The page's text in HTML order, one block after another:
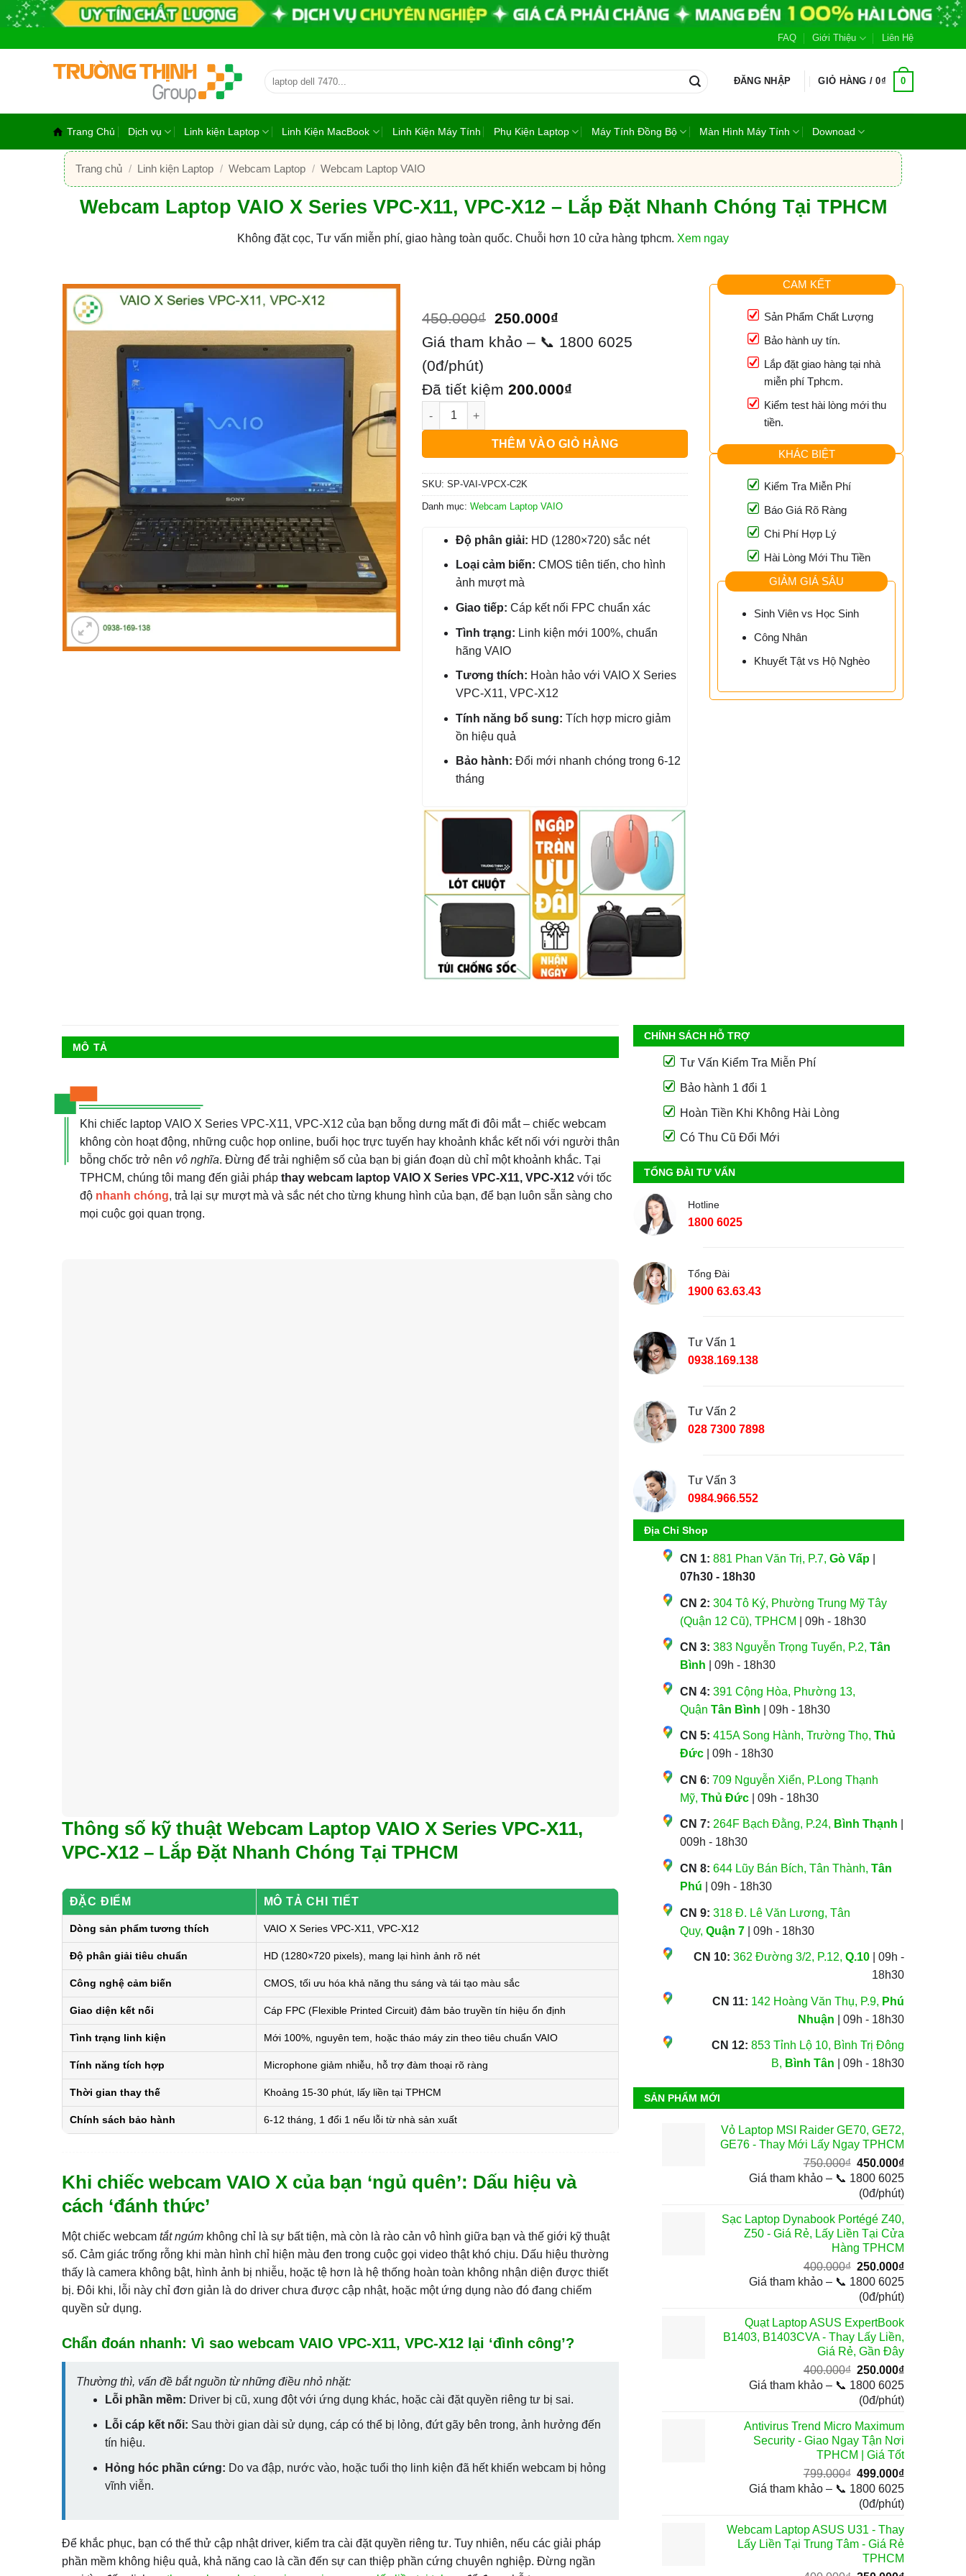
qua
FAQ Giới Thiệu Liên Hệ
Tìm
kiếm:
ĐĂNG NHẬP GIỎ HÀNG /0₫ 0
Trang Chủ Dịch vụ Linh kiện Laptop Linh Kiện MacBook Linh Kiện Máy Tính Phụ Kiện Laptop Máy Tính Đồng Bộ Màn Hình Máy Tính Downoad
Trang chủ / Linh kiện Laptop / Webcam Laptop / Webcam Laptop VAIO
Webcam Laptop VAIO X Series VPC-X11, VPC-X12 – Lắp Đặt Nhanh Chóng Tại TPHCM
Không đặt cọc, Tư vấn miễn phí, giao hàng toàn quốc. Chuỗi hơn 10 cửa hàng tphcm. Xem ngay
450.000₫ Giá
gốc
450.000₫.
250.000₫
hiện
là:
Giá tham khảo – 📞 1800 6025
(0đ/phút)
Đã tiết kiệm 200.000₫
Webcam Laptop VAIO X Series VPC-X11, VPC-X12 - Lắp Đặt Nhanh Chóng Tại TPHCM số lượng
THÊM VÀO GIỎ HÀNG
SKU: SP-VAI-VPCX-C2K
Danh mục: Webcam Laptop VAIO
Độ phân giải: HD (1280×720) sắc nét
Loại cảm biến: CMOS tiên tiến, cho hình
ảnh mượt mà
Giao tiếp: Cáp kết nối FPC chuẩn xác
Tình trạng: Linh kiện mới 100%, chuẩn
hãng VAIO
Tương thích: Hoàn hảo với VAIO X Series
VPC-X11, VPC-X12
Tính năng bổ sung: Tích hợp micro giảm
ồn hiệu quả
Bảo hành: Đổi mới nhanh chóng trong 6-12
tháng
CAM KẾT
Sản Phẩm Chất Lượng
Bảo hành uy tín.
Lắp đặt giao hàng tại nhà
miễn phí Tphcm.
Kiểm test hài lòng mới thu
tiền.
KHÁC BIỆT
Kiểm Tra Miễn Phí
Báo Giá Rõ Ràng
Chi Phí Hợp Lý
Hài Lòng Mới Thu Tiền
GIẢM GIÁ SÂU
Sinh Viên vs Học Sinh
Công Nhân
Khuyết Tật vs Hộ Nghèo
MÔ TẢ
Khi chiếc laptop VAIO X Series VPC-X11, VPC-X12 của bạn bỗng dưng mất đi đôi mắt – chiếc webcam
không còn hoạt động, những cuộc họp online, buổi học trực tuyến hay khoảnh khắc kết nối với người thân
bỗng chốc trở nên vô nghĩa. Đừng để trải nghiệm số của bạn bị gián đoạn dù chỉ một khoảnh khắc. Tại
TPHCM, chúng tôi mang đến giải pháp thay webcam laptop VAIO X Series VPC-X11, VPC-X12với tốc
độ nhanh chóng, trả lại sự mượt mà và sắc nét cho từng khung hình của bạn, để bạn luôn sẵn sàng cho
mọi cuộc gọi quan trọng.
Thông số kỹ thuật Webcam Laptop VAIO X Series VPC-X11,
VPC-X12 – Lắp Đặt Nhanh Chóng Tại TPHCM
ĐẶC ĐIỂM MÔ TẢ CHI TIẾT
Dòng sản phẩm tương thích VAIO X Series VPC-X11, VPC-X12
Độ phân giải tiêu chuẩn HD (1280×720 pixels), mang lại hình ảnh rõ nét
Công nghệ cảm biến CMOS, tối ưu hóa khả năng thu sáng và tái tạo màu sắc
Giao diện kết nối Cáp FPC (Flexible Printed Circuit) đảm bảo truyền tín hiệu ổn định
Tình trạng linh kiện Mới 100%, nguyên tem, hoặc tháo máy zin theo tiêu chuẩn VAIO
Tính năng tích hợp Microphone giảm nhiễu, hỗ trợ đàm thoại rõ ràng
Thời gian thay thế Khoảng 15-30 phút, lấy liền tại TPHCM
Chính sách bảo hành 6-12 tháng, 1 đổi 1 nếu lỗi từ nhà sản xuất
Khi chiếc webcam VAIO X của bạn ‘ngủ quên’: Dấu hiệu và
cách ‘đánh thức’
Một chiếc webcam tắt ngúmkhông chỉ là sự bất tiện, mà còn là rào cản vô hình giữa bạn và thế giới kỹ thuật
số. Cảm giác trống rỗng khi màn hình chỉ hiện màu đen trong cuộc gọi video thật khó chịu. Dấu hiệu thường
thấy là camera không bật, hình ảnh bị nhiễu, hoặc tệ hơn là hệ thống hoàn toàn không nhận diện được thiết
bị. Đôi khi, lỗi này chỉ đơn giản là do driver chưa được cập nhật, hoặc một ứng dụng nào đó đang chiếm
quyền sử dụng.
Chẩn đoán nhanh: Vì sao webcam VAIO VPC-X11, VPC-X12 lại ‘đình công’?
Thường thì, vấn đề bắt nguồn từ những điều nhỏ nhặt:
Lỗi phần mềm: Driver bị cũ, xung đột với ứng dụng khác, hoặc cài đặt quyền riêng tư bị sai.
Lỗi cáp kết nối: Sau thời gian dài sử dụng, cáp có thể bị lỏng, đứt gãy bên trong, ảnh hưởng đến
tín hiệu.
Hỏng hóc phần cứng: Do va đập, nước vào, hoặc tuổi thọ linh kiện đã hết khiến webcam bị hỏng
vĩnh viễn.
Để khắc phục, bạn có thể thử cập nhật driver, kiểm tra cài đặt quyền riêng tư. Tuy nhiên, nếu các giải pháp
phần mềm không hiệu quả, khả năng cao là cần đến sự can thiệp phần cứng chuyên nghiệp. Đừng ngần
CHÍNH SÁCH HỖ TRỢ
Tư Vấn Kiểm Tra Miễn Phí
Bảo hành 1 đổi 1
Hoàn Tiền Khi Không Hài Lòng
Có Thu Cũ Đổi Mới
TỔNG ĐÀI TƯ VẤN
Hotline
1800 6025
Tổng Đài
1900 63.63.43
Tư Vấn 1
0938.169.138
Tư Vấn 2
028 7300 7898
Tư Vấn 3
0984.966.552
Địa Chỉ Shop
CN 1: 881 Phan Văn Trị, P.7, Gò Vấp|
07h30 - 18h30
CN 2: 304 Tô Ký, Phường Trung Mỹ Tây
(Quận 12 Cũ), TPHCM | 09h - 18h30
CN 3: 383 Nguyễn Trọng Tuyển, P.2, Tân
Bình | 09h - 18h30
CN 4: 391 Cộng Hòa, Phường 13,
Quận Tân Bình | 09h - 18h30
CN 5: 415A Song Hành, Trường Thọ, Thủ
Đức| 09h - 18h30
CN 6: 709 Nguyễn Xiển, P.Long Thạnh
Mỹ, Thủ Đức| 09h - 18h30
CN 7: 264F Bạch Đằng, P.24, Bình Thạnh
009h - 18h30
CN 8: 644 Lũy Bán Bích, Tân Thành, Tân
Phú | 09h - 18h30
CN 9: 318 Đ. Lê Văn Lương, Tân
Quy, Quận 7| 09h - 18h30
CN 10: 362 Đường 3/2, P.12,Q.10 | 09h -
18h30
CN 11: 142 Hoàng Văn Thụ, P.9, Phú
Nhuận | 09h - 18h30
CN 12: 853 Tỉnh Lộ 10, Bình Trị Đông
B, Bình Tân | 09h - 18h30
SẢN PHẨM MỚI
Vỏ Laptop MSI Raider GE70, GE72,
GE76 - Thay Mới Lấy Ngay TPHCM
750.000₫ Giá
gốc
là:
450.000₫Giá
hiện
tại
Giá tham khảo – 📞 1800 6025
(0đ/phút)
Sạc Laptop Dynabook Portégé Z40,
Z50 - Giá Rẻ, Lấy Liền Tại Cửa
Hàng TPHCM
400.000₫ Giá
gốc
là:
250.000₫Giá
hiện
tại
250.000₫.
Giá tham khảo – 📞 1800 6025
(0đ/phút)
Quạt Laptop ASUS ExpertBook
B1403, B1403CVA - Thay Lấy Liền,
Giá Rẻ, Gần Đây
400.000₫ Giá
gốc
là:
250.000₫Giá
hiện
tại
250.000₫.
Giá tham khảo – 📞 1800 6025
(0đ/phút)
Antivirus Trend Micro Maximum
Security - Giao Ngay Tận Nơi
TPHCM | Giá Tốt
799.000₫ Giá
gốc
là:
499.000₫Giá
hiện
tại
Giá tham khảo – 📞 1800 6025
(0đ/phút)
Webcam Laptop ASUS U31 - Thay
Lấy Liền Tại Trung Tâm - Giá Rẻ
TPHCM